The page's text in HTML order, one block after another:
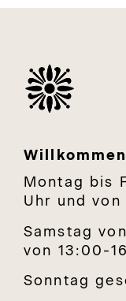
Montag bis
Uhr und
Samstag
von 13:00-
Sonntag